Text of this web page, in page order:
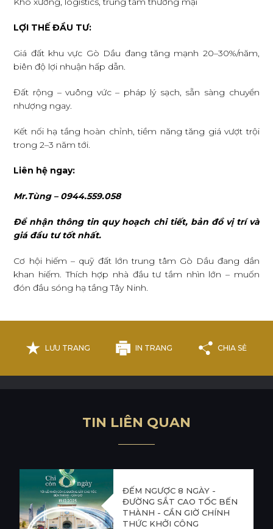
LỢI THẾ ĐẦU TƯ:
Giá đất khu vực Gò Dầu đang tăng mạnh 20–30%/năm,
biên độ lợi nhuận hấp dẫn.
Đất rộng – vuông vức – pháp lý sạch, sẵn sàng chuyển
nhượng ngay.
Kết nối hạ tầng hoàn chỉnh, tiềm năng tăng giá vượt trội
trong 2–3 năm tới.
Liên hệ ngay:
Mr.Tùng – 0944.559.058
Để nhận thông tin quy hoạch chi tiết, bản đồ vị trí và
giá đầu tư tốt nhất.
Cơ hội hiếm – quỹ đất lớn trung tâm Gò Dầu đang dần
khan hiếm. Thích hợp nhà đầu tư tầm nhìn lớn – muốn
đón đầu sóng hạ tầng Tây Ninh.
LƯU TRANG IN TRANG CHIA SẺ
TIN LIÊN QUAN
ĐẾM NGƯỢC 8 NGÀY -
ĐƯỜNG SẮT CAO TỐC BẾN
THÀNH - CẦN GIỜ CHÍNH
THỨC KHỞI CÔNG